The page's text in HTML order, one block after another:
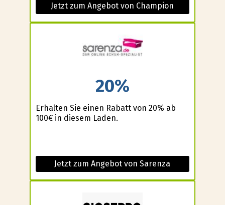
Jetzt zum Angebot von Champion
20%
Erhalten Sie einen Rabatt von 20% ab
100€ in diesem Laden.
Jetzt zum Angebot von Sarenza